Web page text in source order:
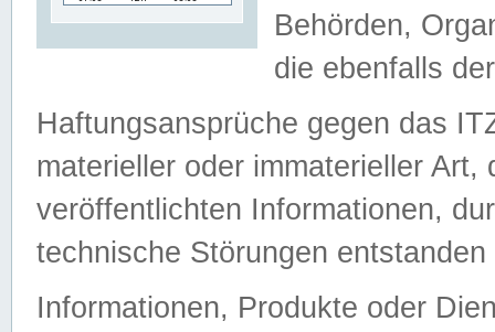
Behörden,
die ebenfalls
Haftungsansprüche gegen das
materieller oder immaterieller
veröffentlichten Informationen,
technische Störungen
Informationen, Produkte oder